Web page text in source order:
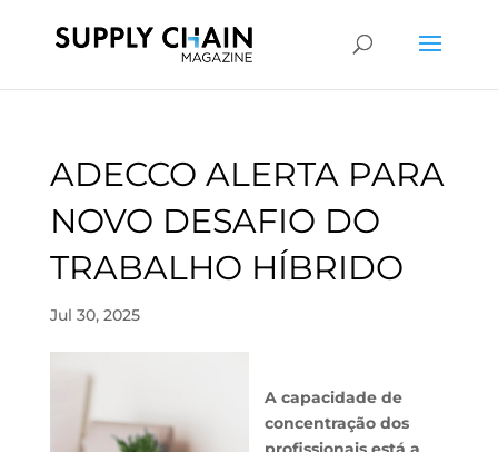
ADECCO ALERTA PARA
NOVO DESAFIO DO
TRABALHO HÍBRIDO
Jul 30, 2025
A capacidade de
concentração dos